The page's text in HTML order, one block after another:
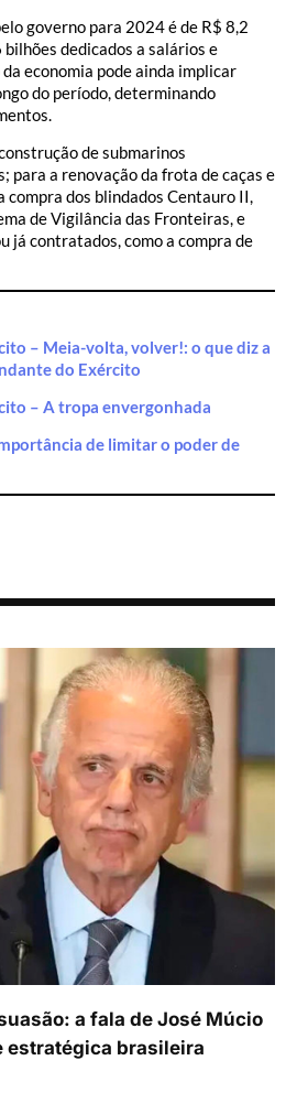
governo para 2024 é de R$ 8,2
bilhões dedicados a salários e
economia pode ainda implicar
do período, determinando
de submarinos
para a renovação da frota de caças e
compra dos blindados Centauro II,
de Vigilância das Fronteiras, e
já contratados, como a compra de
– Meia-volta, volver!: o que diz a
do Exército
– A tropa envergonhada
de limitar o poder de
a fala de José Múcio
estratégica brasileira